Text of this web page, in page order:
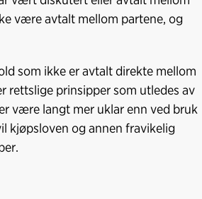
være avtalt mellom partene, og
som ikke er avtalt direkte mellom
rettslige prinsipper som utledes av
være langt mer uklar enn ved bruk
kjøpsloven og annen fravikelig